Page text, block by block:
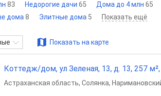
83 Недорогие дачи 65 Дома до 4 млн 65
дома 8 Элитные дома 5 Показать ещё
Показать на карте
Коттедж/дом, ул Зеленая, 13, д. 13, 257
Астраханская область, Солянка,